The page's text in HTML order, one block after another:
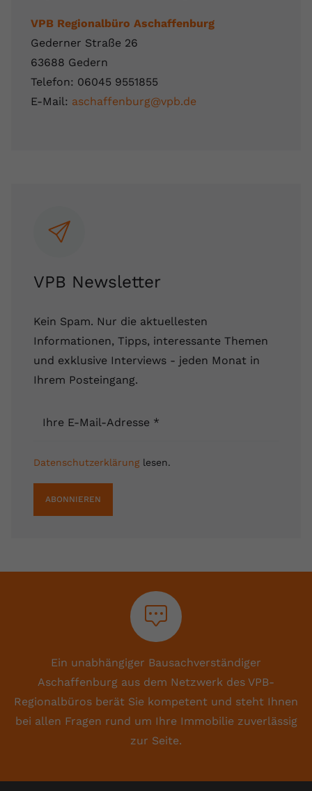
VPB Regionalbüro Aschaffenburg
Gederner Straße 26
63688 Gedern
Telefon: 06045 9551855
E-Mail: aschaffenburg@vpb.de
VPB Newsletter
Kein Spam. Nur die aktuellesten
Informationen, Tipps, interessante Themen
und exklusive Interviews - jeden Monat in
Ihrem Posteingang.
Ihre E-Mail-Adresse *
Datenschutzerklärunglesen.
ABONNIEREN
Ein unabhängiger Bausachverständiger
Aschaffenburg aus dem Netzwerk des VPB-
Regionalbüros berät Sie kompetent und steht Ihnen
bei allen Fragen rund um Ihre Immobilie zuverlässig
zur Seite.